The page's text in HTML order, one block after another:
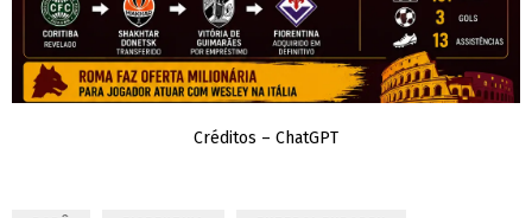
Créditos – ChatGPT